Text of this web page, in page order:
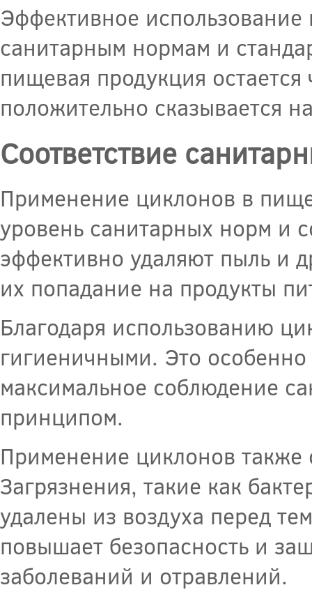
Эффективное использование
санитарным нормам и
пищевая продукция
положительно сказывается
Соответствие
Применение циклонов в
уровень санитарных норм и
эффективно удаляют пыль и
их попадание на продукты
Благодаря использованию
гигиеничными. Это
максимальное соблюдение
принципом.
Применение циклонов также
Загрязнения, такие как
удалены из воздуха перед
повышает безопасность и
заболеваний и отравлений.